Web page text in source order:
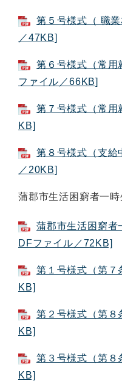
第５号様式（ 職
／47KB]
第６号様式（常用
ファイル／66KB]
第７号様式（常用
KB]
第８号様式（支給
／20KB]
蒲郡市生活困窮者一
蒲郡市生活困窮者
DFファイル／72KB]
第１号様式（第７
KB]
第２号様式（第８
KB]
第３号様式（第８
KB]